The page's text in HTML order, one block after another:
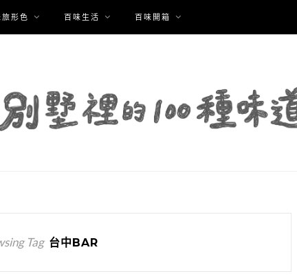
形色 百味生活 百味開箱
Tag 台中BAR